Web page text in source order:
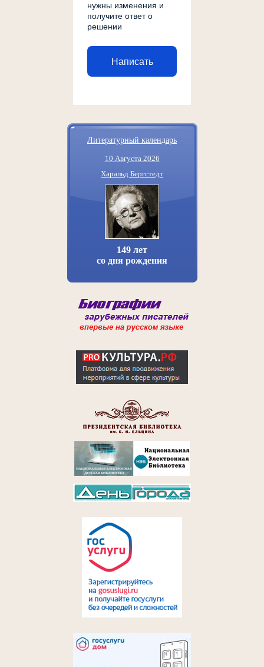
нужны изменения и
получите ответ о
решении
Написать
Литературный календарь
10 Августа 2026
Харальд Бергстедт
149 лет
со дня рождения